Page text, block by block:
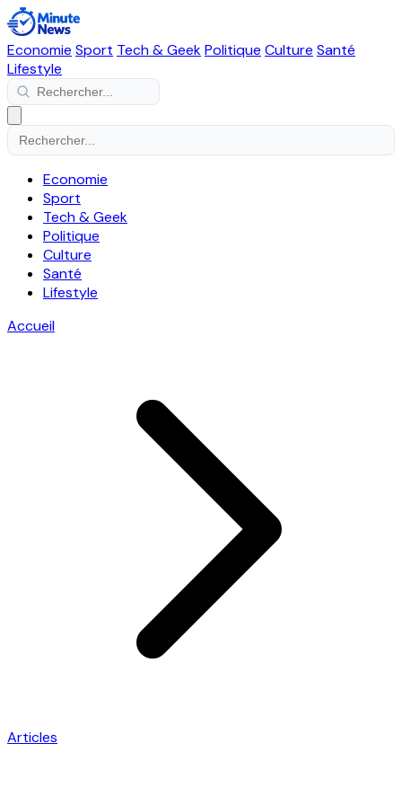
Economie Sport Tech & GeekPolitique Culture Santé
Lifestyle
Economie
Sport
Tech & Geek
Politique
Culture
Santé
Lifestyle
Accueil
Articles